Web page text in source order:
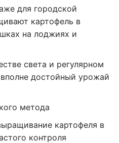
для городской
картофель в
на лоджиях и
света и регулярном
достойный урожай
метода
картофеля в
контроля